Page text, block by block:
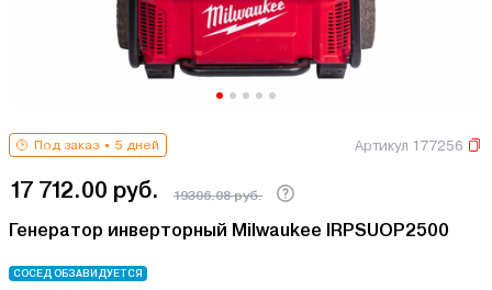
Под заказ 5 дней Артикул 177256
17 712.00 руб. 19306.08 руб.
Генератор инверторный Milwaukee IRPSUOP2500
СОСЕД ОБЗАВИДУЕТСЯ